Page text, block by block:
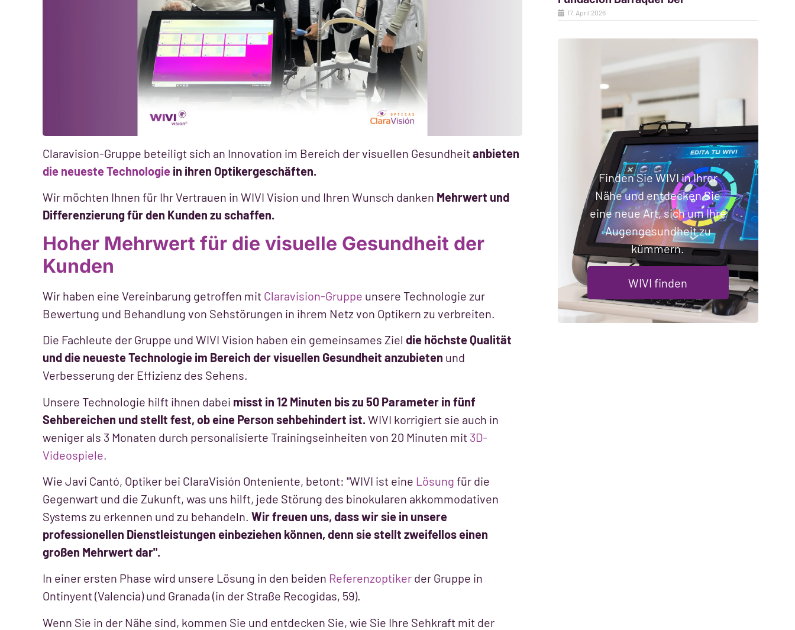
Claravision-Gruppe beteiligt sich an Innovation im Bereich der visuellen Gesundheitanbieten
die neueste Technologie in ihren Optikergeschäften.
Wir möchten Ihnen für Ihr Vertrauen in WIVI Vision und Ihren Wunsch danken Mehrwert und
Differenzierung für den Kunden zu schaffen.
Hoher Mehrwert für die visuelle Gesundheit der
Kunden
Wir haben eine Vereinbarung getroffen mit Claravision-Gruppe unsere Technologie zur
Bewertung und Behandlung von Sehstörungen in ihrem Netz von Optikern zu verbreiten.
Die Fachleute der Gruppe und WIVI Vision haben ein gemeinsames Ziel die höchste Qualität
und die neueste Technologie im Bereich der visuellen Gesundheit anzubieten und
Verbesserung der Effizienz des Sehens.
Unsere Technologie hilft ihnen dabei misst in 12 Minuten bis zu 50 Parameter in fünf
Sehbereichen und stellt fest, ob eine Person sehbehindert ist. WIVI korrigiert sie auch in
weniger als 3 Monaten durch personalisierte Trainingseinheiten von 20 Minuten mit 3D-
Videospiele.
Wie Javi Cantó, Optiker bei ClaraVisión Onteniente, betont: "WIVI ist eine Lösung für die
Gegenwart und die Zukunft, was uns hilft, jede Störung des binokularen akkommodativen
Systems zu erkennen und zu behandeln. Wir freuen uns, dass wir sie in unsere
professionellen Dienstleistungen einbeziehen können, denn sie stellt zweifellos einen
großen Mehrwert dar".
In einer ersten Phase wird unsere Lösung in den beiden Referenzoptiker der Gruppe in
Ontinyent (Valencia) und Granada (in der Straße Recogidas, 59).
Wenn Sie in der Nähe sind, kommen Sie und entdecken Sie, wie Sie Ihre Sehkraft mit der
17. April 2026
Finden Sie WIVI in Ihrer
Nähe und entdecken Sie
eine neue Art, sich um Ihre
Augengesundheit zu
kümmern.
WIVI finden